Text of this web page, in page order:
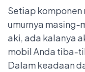
Setiap komponen
umurnya masing-
aki, ada kalanya
mobil Anda tiba-
Dalam keadaan